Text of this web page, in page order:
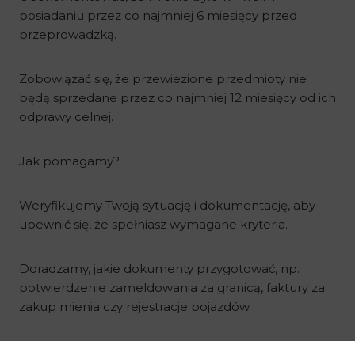
posiadaniu przez co najmniej 6 miesięcy przed
przeprowadzką.
Zobowiązać się, że przewiezione przedmioty nie
będą sprzedane przez co najmniej 12 miesięcy od ich
odprawy celnej.
Jak pomagamy?
Weryfikujemy Twoją sytuację i dokumentację, aby
upewnić się, że spełniasz wymagane kryteria.
Doradzamy, jakie dokumenty przygotować, np.
potwierdzenie zameldowania za granicą, faktury za
zakup mienia czy rejestracje pojazdów.